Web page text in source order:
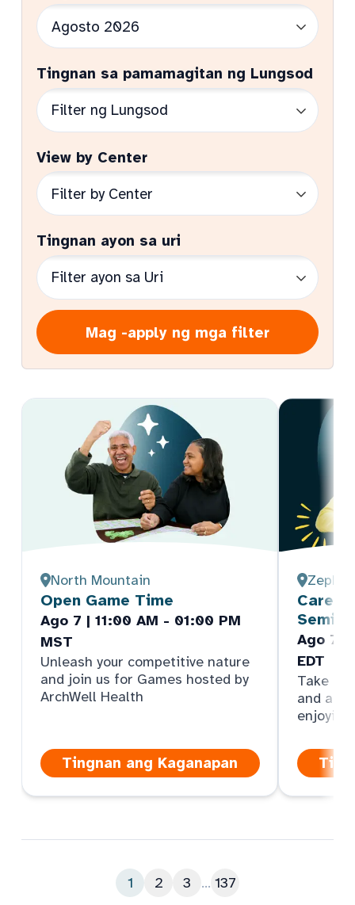
Tingnan sa pamamagitan ng Lungsod
View by Center
Tingnan ayon sa uri
Mag -apply ng mga filter
North Mountain
Open Game Time
Ago 7 | 11:00 AM - 01:00 PM
MST
Unleash your competitive nature
and join us for Games hosted by
ArchWell Health
Tingnan ang Kaganapan
Care
Ago 7 |
EDT
Take
and
1 2 3 ... 137